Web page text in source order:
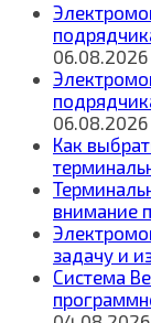
06.08.2026
06.08.2026
Как
внимание
задачу и
Система